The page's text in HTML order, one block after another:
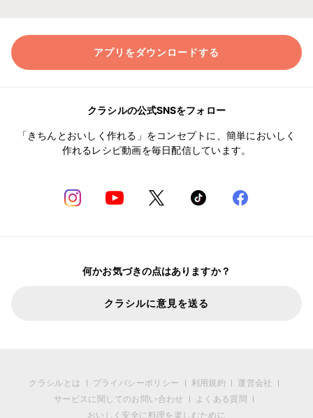
アプリをダウンロードする
クラシルの公式SNSをフォロー
「きちんとおいしく作れる」をコンセプトに、簡単においしく
作れるレシピ動画を毎日配信しています。
何かお気づきの点はありますか？
クラシルに意見を送る
クラシルとは プライバシーポリシー 利用規約
運営会社
サービスに関してのお問い合わせ
よくある質問
おいしく安全に料理を楽しむために